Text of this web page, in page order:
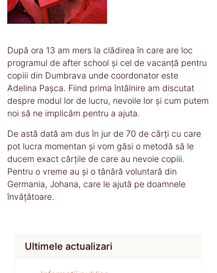
După ora 13 am mers la clădirea în care are loc
programul de after school și cel de vacanță pentru
copiii din Dumbrava unde coordonator este
Adelina Pașca. Fiind prima întâlnire am discutat
despre modul lor de lucru, nevoile lor și cum putem
noi să ne implicăm pentru a ajuta.
De astă dată am dus în jur de 70 de cărți cu care
pot lucra momentan și vom găsi o metodă să le
ducem exact cărțile de care au nevoie copiii.
Pentru o vreme au și o tânără voluntară din
Germania, Johana, care le ajută pe doamnele
învățătoare.
Ultimele actualizari